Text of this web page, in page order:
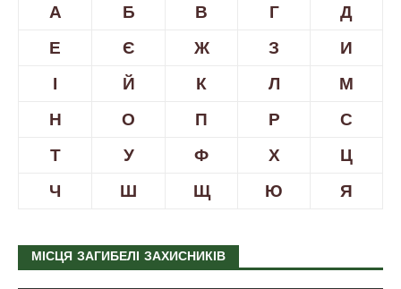
А Б В Г
Д
Е
Є Ж З
И
І
Й К Л
М
Н
О П Р
С
Т
У Ф Х
Ц
Ч
Ш Щ Ю Я
МІСЦЯ ЗАГИБЕЛІ ЗАХИСНИКІВ